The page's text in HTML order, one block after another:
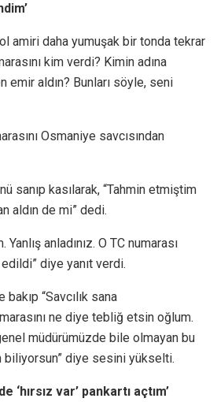
amiri daha yumuşak bir tonda tekrar
kim verdi? Kimin adına
emir aldın? Bunları söyle, seni
Osmaniye savcısından
sanıp kasılarak, “Tahmin etmiştim
aldın de mi” dedi.
anladınız. O TC numarası
diye yanıt verdi.
“Savcılık sana
ne diye tebliğ etsin oğlum.
müdürümüzde bile olmayan bu
diye sesini yükselti.
‘hırsız var’ pankartı açtım’